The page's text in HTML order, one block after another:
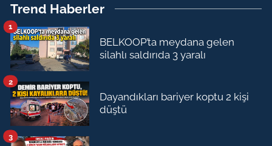
Trend Haberler
BELKOOP’ta meydana gelen
silahlı saldırıda 3 yaralı
1
Dayandıkları bariyer koptu 2 kişi
düştü
2
3